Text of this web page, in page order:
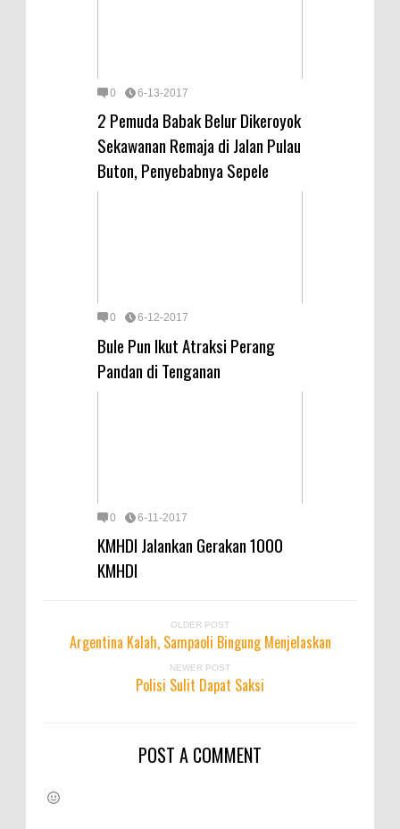
0 6-13-2017
2 Pemuda Babak Belur Dikeroyok
Sekawanan Remaja di Jalan Pulau
Buton, Penyebabnya Sepele
0 6-12-2017
Bule Pun Ikut Atraksi Perang
Pandan di Tenganan
0 6-11-2017
KMHDI Jalankan Gerakan 1000
KMHDI
OLDER POST
Argentina Kalah, Sampaoli Bingung Menjelaskan
NEWER POST
Polisi Sulit Dapat Saksi
POST A COMMENT